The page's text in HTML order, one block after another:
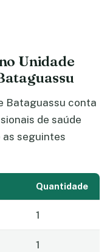
Unidade
Bataguassu conta
de saúde
seguintes
Quantidade
1
1